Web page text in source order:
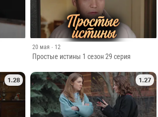
20 мая · 12
Простые истины 1 сезон 29 серия
1.28 1.27